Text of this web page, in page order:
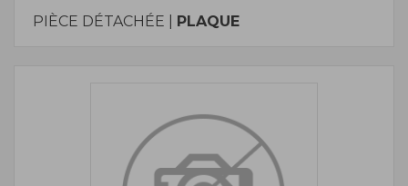
PIÈCE DÉTACHÉE | PLAQUE